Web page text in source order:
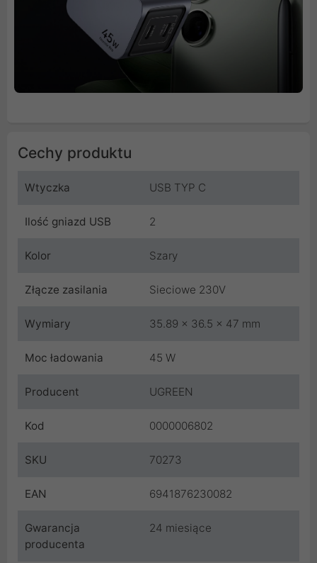
Cechy produktu
Wtyczka USB TYP C
Ilość gniazd USB 2
Kolor Szary
Złącze zasilania Sieciowe 230V
Wymiary 35.89 x 36.5 x 47 mm
Moc ładowania 45 W
Producent UGREEN
Kod 0000006802
SKU 70273
EAN 6941876230082
Gwarancja
producenta
24 miesiące